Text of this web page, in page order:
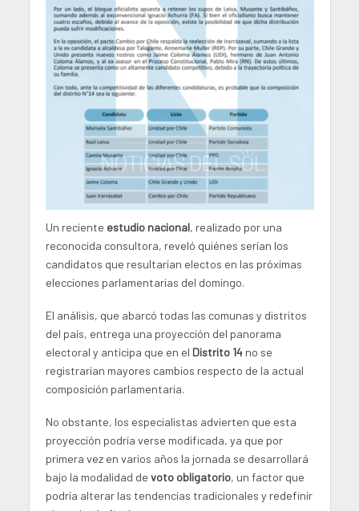
Un reciente estudio nacional, realizado por una
reconocida consultora, reveló quiénes serían los
candidatos que resultarían electos en las próximas
elecciones parlamentarias del domingo.
El análisis, que abarcó todas las comunas y distritos
del país, entrega una proyección del panorama
electoral y anticipa que en el Distrito 14no se
registrarían mayores cambios respecto de la actual
composición parlamentaria.
No obstante, los especialistas advierten que esta
proyección podría verse modificada, ya que por
primera vez en varios años la jornada se desarrollará
bajo la modalidad de voto obligatorio, un factor que
podría alterar las tendencias tradicionales y redefinir